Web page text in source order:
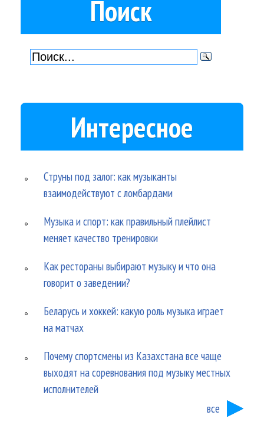
Поиск
Интересное
Струны под залог: как музыканты
взаимодействуют с ломбардами
Музыка и спорт: как правильный плейлист
меняет качество тренировки
Как рестораны выбирают музыку и что она
говорит о заведении?
Беларусь и хоккей: какую роль музыка играет
на матчах
Почему спортсмены из Казахстана все чаще
выходят на соревнования под музыку местных
исполнителей
все